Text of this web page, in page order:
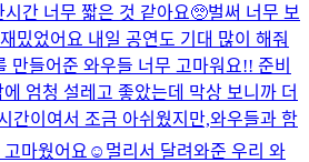
간 너무 짧은 것 같아요🥺벌써 너무 보
밌었어요 내일 공연도 기대 많이 해줘
만들어준 와우들 너무 고마워요!! 준비
엄청 설레고 좋았는데 막상 보니까 더
간이여서 조금 아쉬웠지만,와우들과 함
고마웠어요☺️멀리서 달려와준 우리 와